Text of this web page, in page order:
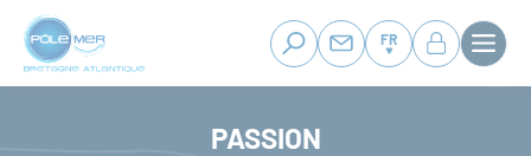
Panneau de gestion des cookies
Aller
contenu
FR
PASSION